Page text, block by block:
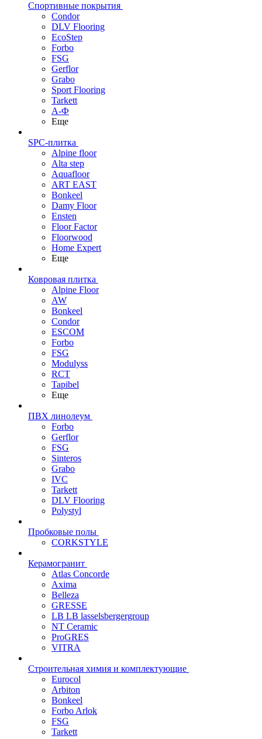
Спортивные покрытия
Condor
DLV Flooring
EcoStep
Forbo
FSG
Gerflor
Grabo
Sport Flooring
Tarkett
А-Ф
Еще
SPC-плитка
Alpine floor
Alta step
Aquafloor
ART EAST
Bonkeel
Damy Floor
Ensten
Floor Factor
Floorwood
Home Expert
Еще
Ковровая плитка
Alpine Floor
AW
Bonkeel
Condor
ESCOM
Forbo
FSG
Modulyss
RCT
Tapibel
Еще
ПВХ линолеум
Forbo
Gerflor
FSG
Sinteros
Grabo
IVC
Tarkett
DLV Flooring
Polystyl
Пробковые полы
CORKSTYLE
Керамогранит
Atlas Concorde
Axima
Belleza
GRESSE
LB LB lasselsbergergroup
NT Ceramic
ProGRES
VITRA
Строительная химия и комплектующие
Eurocol
Arbiton
Bonkeel
Forbo Arlok
FSG
Tarkett